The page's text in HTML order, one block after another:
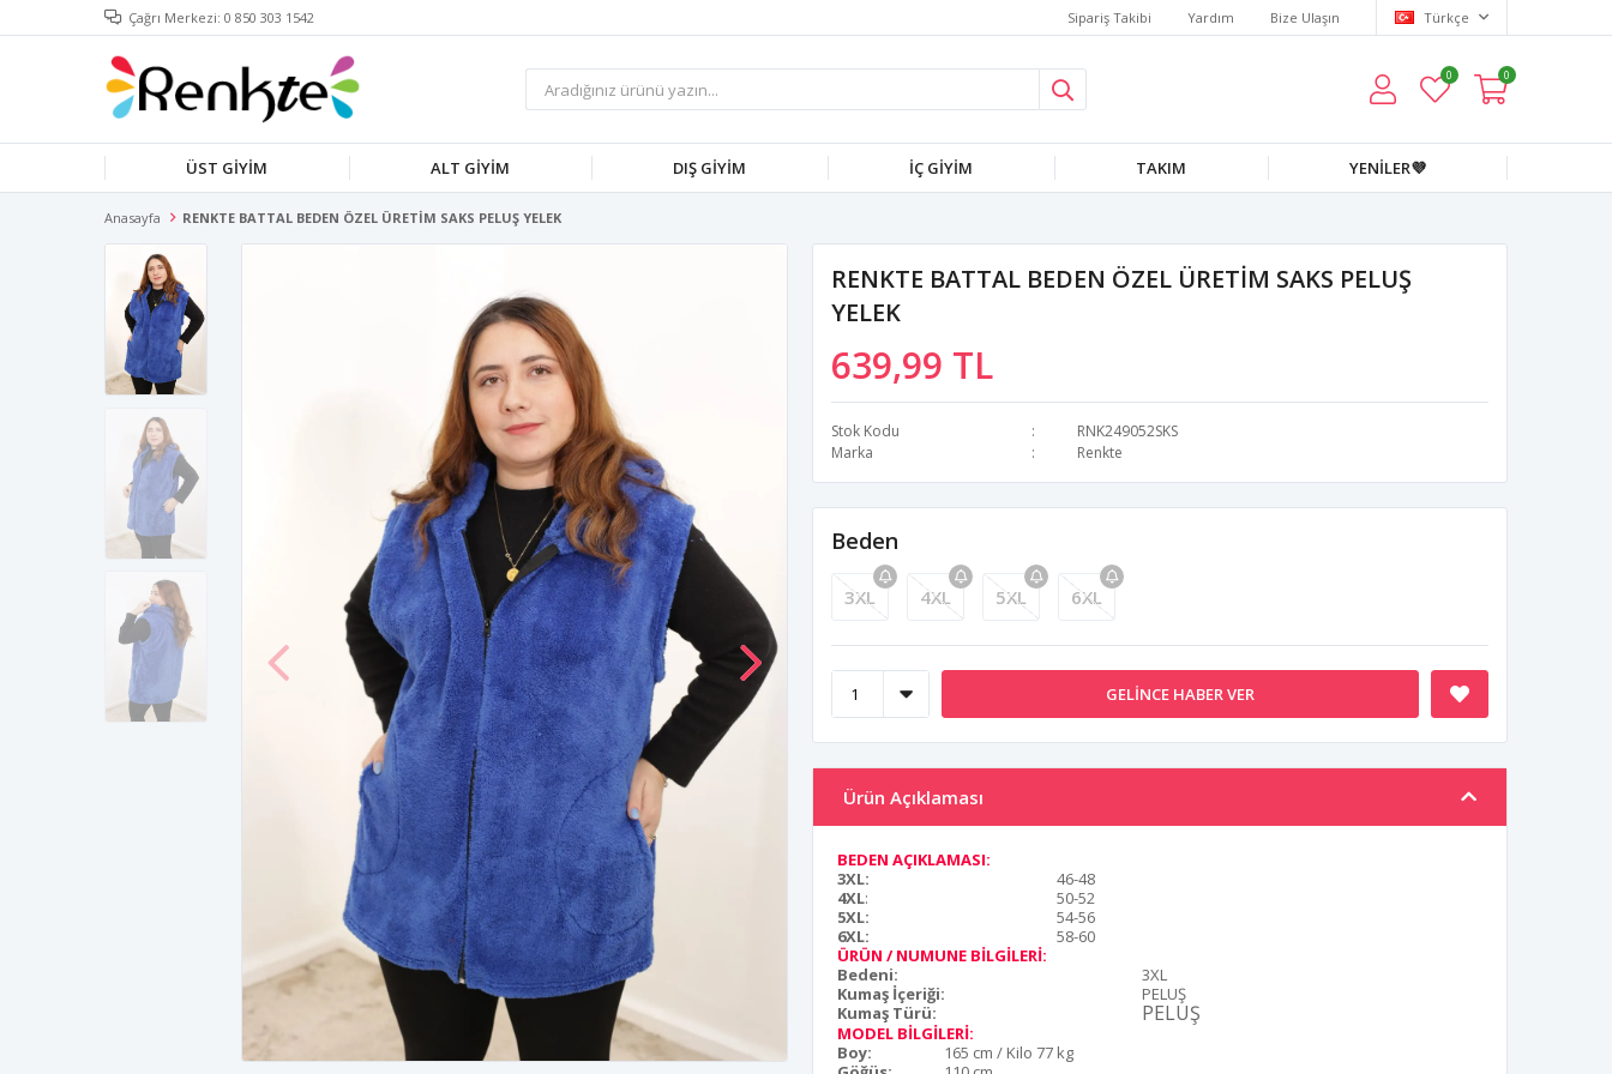
Çağrı Merkezi: 0 850 303 1542 Sipariş Takibi Yardım Bize Ulaşın Türkçe
0 0
ÜST GİYİM ALT GİYİM DIŞ GİYİM İÇ GİYİM TAKIM YENİLER💜
Anasayfa RENKTE BATTAL BEDEN ÖZEL ÜRETİM SAKS PELUŞ YELEK
RENKTE BATTAL BEDEN ÖZEL ÜRETİM SAKS PELUŞ
YELEK
639,99 TL
Stok Kodu
RNK249052SKS
Marka
Renkte
Beden
3XL 4XL 5XL 6XL
GELINCE HABER VER
Ürün Açıklaması
BEDEN AÇIKLAMASI:
3XL:
46-48
4XL:
50-52
5XL:
54-56
6XL:
58-60
ÜRÜN / NUMUNE BİLGİLERİ:
Bedeni:
3XL
Kumaş İçeriği:
PELUŞ
Kumaş Türü:
PELUŞ
MODEL BİLGİLERİ:
Boy:
165 cm / Kilo 77 kg